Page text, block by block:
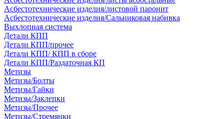
Асбестотехнические изделия/листовой паронит
Асбестотехнические изделия/Сальниковая набивка
Выхлопная система
Детали КПП
Детали КПП/прочее
Детали КПП/ КПП в сборе
Детали КПП/Раздаточная КП
Метизы
Метизы/Болты
Метизы/Гайки
Метизы/Заклепки
Метизы/Прочее
Метизы/Стремянки